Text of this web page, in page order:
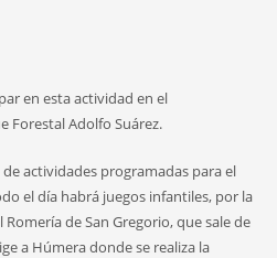
en esta actividad en el
Forestal Adolfo Suárez.
actividades programadas para el
el día habrá juegos infantiles, por la
de San Gregorio, que sale de
a Húmera donde se realiza la